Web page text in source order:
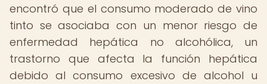
encontró que el consumo moderado de vino
tinto se asociaba con un menor riesgo de
enfermedad hepática no alcohólica, un
trastorno que afecta la función hepática
debido al consumo excesivo de alcohol u